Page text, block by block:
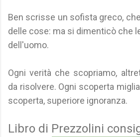
Ben scrisse un sofista greco,
delle cose: ma si dimenticò che
dell'uomo.
Ogni verità che scopriamo,
da risolvere. Ogni scoperta
scoperta, superiore ignoranza.
Libro di Prezzolini